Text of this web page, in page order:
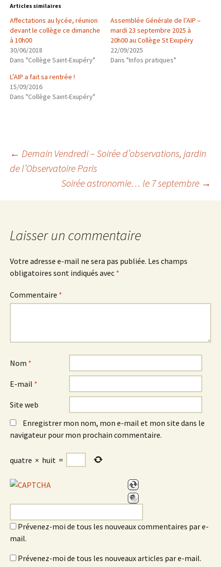
Articles similaires
Affectations au lycée, réunion
devant le collège ce dimanche
à 10h00
30/06/2018
Dans "Collège Saint-Exupéry"
Assemblée Générale de l’AIP –
mardi 23 septembre 2025 à
20h00 au Collège St Exupéry
22/09/2025
Dans "Infos pratiques"
L’AIP a fait sa rentrée !
15/09/2016
Dans "Collège Saint-Exupéry"
Navigation
← Demain Vendredi – Soirée d’observations, jardin
de l’Observatoire Paris
Soirée astronomie… le 7 septembre →
Laisser un commentaire
Votre adresse e-mail ne sera pas publiée. Les champs
obligatoires sont indiqués avec *
Commentaire *
Nom *
E-mail *
Site web
Enregistrer mon nom, mon e-mail et mon site dans le
navigateur pour mon prochain commentaire.
quatre × huit =
Prévenez-moi de tous les nouveaux commentaires par e-
mail.
Prévenez-moi de tous les nouveaux articles par e-mail.